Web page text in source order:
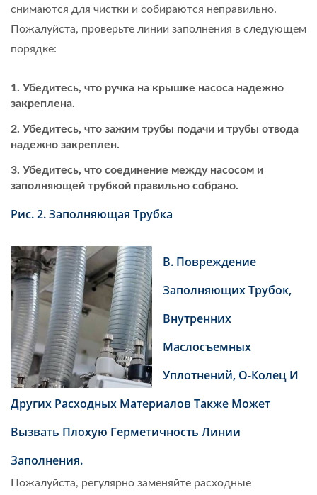
снимаются для чистки и собираются неправильно.
Пожалуйста, проверьте линии заполнения в следующем
порядке:
Убедитесь, что ручка на крышке насоса надежно
закреплена.
Убедитесь, что зажим трубы подачи и трубы отвода
надежно закреплен.
Убедитесь, что соединение между насосом и
заполняющей трубкой правильно собрано.
Рис. 2. Заполняющая Трубка
B. Повреждение
Заполняющих Трубок,
Внутренних
Маслосъемных
Уплотнений, O-Колец И
Других Расходных Материалов Также Может
Вызвать Плохую Герметичность Линии
Заполнения.
Пожалуйста, регулярно заменяйте расходные